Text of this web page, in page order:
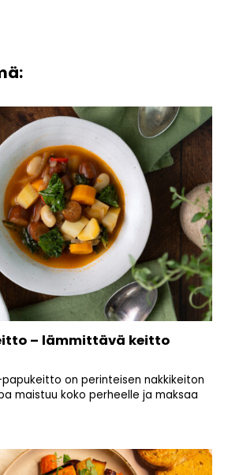
– lämmittävä keitto
on perinteisen nakkikeiton
maistuu koko perheelle ja maksaa